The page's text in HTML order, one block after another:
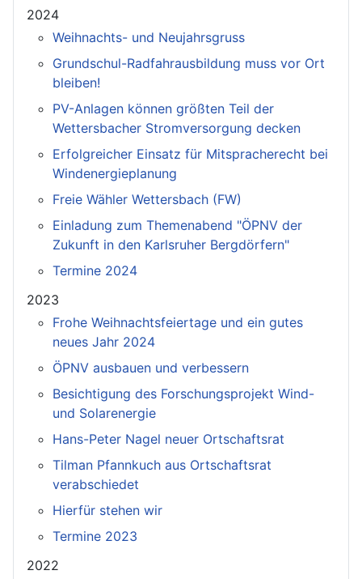
2024
Weihnachts- und Neujahrsgruss
Grundschul-Radfahrausbildung muss vor Ort
bleiben!
PV-Anlagen können größten Teil der
Wettersbacher Stromversorgung decken
Erfolgreicher Einsatz für Mitspracherecht bei
Windenergieplanung
Freie Wähler Wettersbach (FW)
Einladung zum Themenabend "ÖPNV der
Zukunft in den Karlsruher Bergdörfern"
Termine 2024
2023
Frohe Weihnachtsfeiertage und ein gutes
neues Jahr 2024
ÖPNV ausbauen und verbessern
Besichtigung des Forschungsprojekt Wind-
und Solarenergie
Hans-Peter Nagel neuer Ortschaftsrat
Tilman Pfannkuch aus Ortschaftsrat
verabschiedet
Hierfür stehen wir
Termine 2023
2022